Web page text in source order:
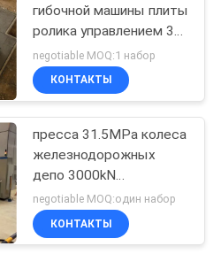
гибочной машины плиты
ролика управлением 3
NC
negotiable MOQ:1 набор
КОНТАКТЫ
пресса 31.5MPa колеса
железнодорожных
депо 3000kN
горизонтальная
negotiable MOQ:один набор
КОНТАКТЫ